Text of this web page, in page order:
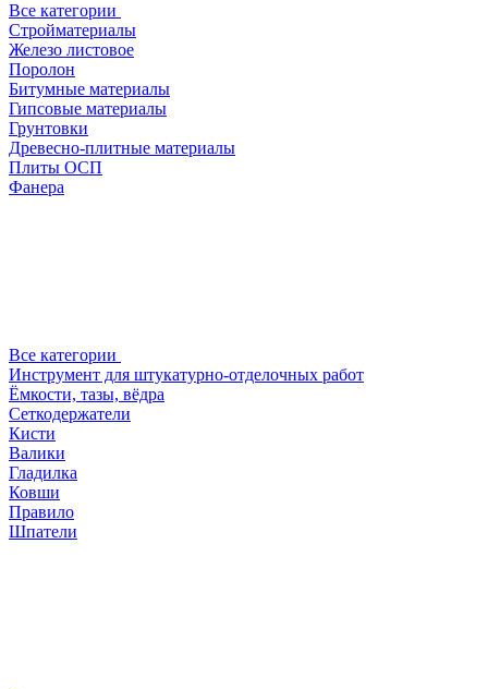
Все категории
Стройматериалы
Железо листовое
Поролон
Битумные материалы
Гипсовые материалы
Грунтовки
Древесно-плитные материалы
Плиты ОСП
Фанера
Все категории
Инструмент для штукатурно-отделочных работ
Ёмкости, тазы, вёдра
Сеткодержатели
Кисти
Валики
Гладилка
Ковши
Правило
Шпатели